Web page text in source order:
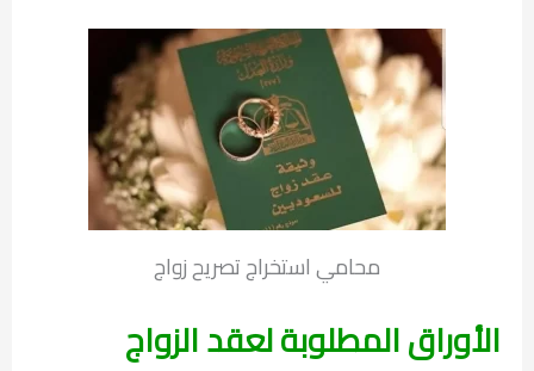
محامي استخراج تصريح زواج
الأوراق المطلوبة لعقد الزواج